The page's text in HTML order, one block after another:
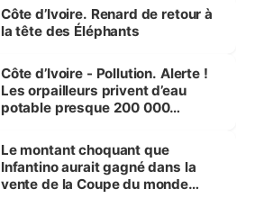
Côte d’Ivoire. Renard de retour à
la tête des Éléphants
Côte d’Ivoire - Pollution. Alerte !
Les orpailleurs privent d’eau
potable presque 200 000
Le montant choquant que
Infantino aurait gagné dans la
vente de la Coupe du monde